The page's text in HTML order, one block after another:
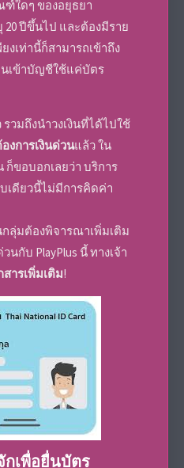
ใดๆ ของอยุธยา
ปีขึ้นไป และต้องมีราย
งเท่านี้ก็สามารถเข้าถึง
เข้าบัญชีใช้แค่บัตร
วมถึงนำวงเงินที่ได้ไปใช้
งการเงินด่วนแล้ว ใน
ก็ขอบอกเลยว่า บริการ
เดียวนี้ไม่มีการคิดค่า
ลุ่มต้องพิจารณาเพิ่มเติม
นกับ PlayPlus นี้ ทางเจ้า
สารเพิ่มเติม!
เพื่อยื่นบัตร